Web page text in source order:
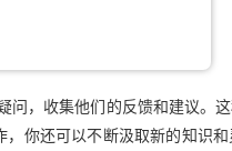
，收集他们的反馈和建议。
你还可以不断汲取新的知识